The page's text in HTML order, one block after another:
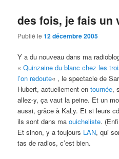
des fois, je fais un
Publié le12 décembre 2005
Y a du nouveau dans ma
«Quinzaine du blanc chez les
l’on redoute« , le spectacle de
Hubert, actuellement entournée,
allez-y, ça vaut la peine. Et un
aussi, grâce à KaLy. Et si leurs
ils sont dans maouicheliste.
Et sinon, y a toujours LAN, qui
tas de radios, c’est bien.